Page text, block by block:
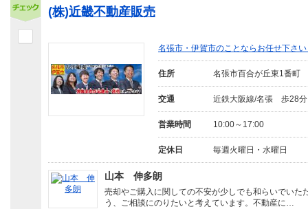
(株)近畿不動産販売
名張市・伊賀市のことならお任せ下さ
住所 名張市百合が丘東1番町
交通 近鉄大阪線/名張 歩28分
営業時間 10:00～17:00
定休日 毎週火曜日・水曜日
山本 伸多朗
売却やご購入に関しての不安が少しでも和らいでいた
う、ご相談にのりたいと考えています。不動産に…